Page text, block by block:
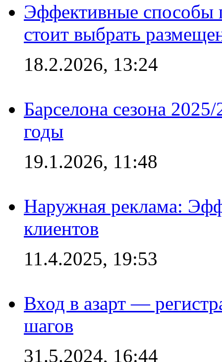
Эффективные способы
стоит выбрать
18.2.2026, 13:24
Барселона сезона
годы
19.1.2026, 11:48
Наружная реклама:
клиентов
11.4.2025, 19:53
Вход в азарт —
шагов
31.5.2024, 16:44